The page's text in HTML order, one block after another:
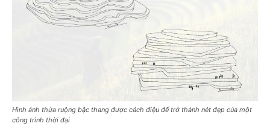
Hình ảnh thửa ruộng bậc thang được cách điệu để trở thành nét đẹp của một
công trình thời đại